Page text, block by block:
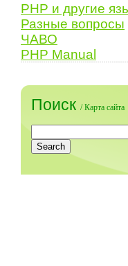
PHP и другие
Разные вопросы
ЧАВО
PHP Manual
Поиск /Карта сайта